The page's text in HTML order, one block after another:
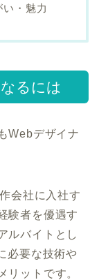
・魅力
るには
Webデザイナ
会社に入社す
験者を優遇す
ルバイトとし
必要な技術や
リットです。